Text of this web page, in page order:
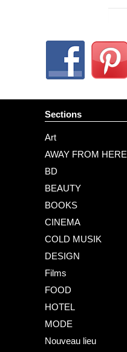
Sections
Art
AWAY FROM HERE
BD
BEAUTY
BOOKS
CINEMA
COLD MUSIK
DESIGN
Films
FOOD
HOTEL
MODE
Nouveau lieu